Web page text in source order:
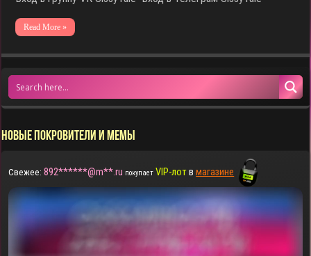
Read More »
НОВЫЕ ПОКРОВИТЕЛИ И МЕМЫ
Свежее: 892******@m**.ru покупает VIP-лотвмагазине